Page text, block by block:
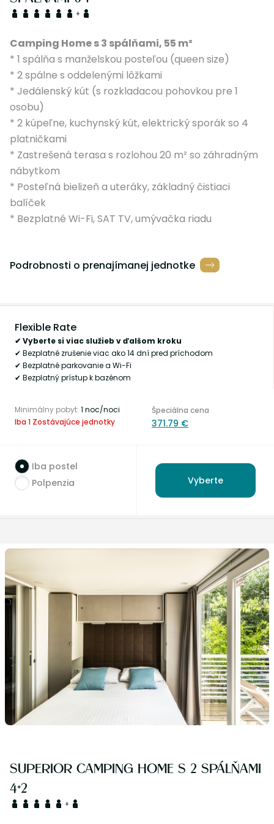
+
Camping Home s 3 spálňami, 55 m²
* 1 spálňa s manželskou posteľou (queen size)
* 2 spálne s oddelenými lôžkami
* Jedálenský kút (s rozkladacou pohovkou pre 1
osobu)
* 2 kúpeľne, kuchynský kút, elektrický sporák so 4
platničkami
* Zastrešená terasa s rozlohou 20 m² so záhradným
nábytkom
* Posteľná bielizeň a uteráky, základný čistiaci
balíček
* Bezplatné Wi-Fi, SAT TV, umývačka riadu
Podrobnosti o prenajímanej jednotke
Flexible Rate
✔ Vyberte si viac služieb v ďalšom kroku
✔ Bezplatné zrušenie viac ako 14 dní pred príchodom
✔ Bezplatné parkovanie a Wi-Fi
✔ Bezplatný prístup k bazénom
Minimálny pobyt: 1 noc/noci
Iba 1 Zostávajúce jednotky
Špeciálna cena
371.79 €
Iba postel
Polpenzia
Vyberte
SUPERIOR CAMPING HOME S 2 SPÁLŇAMI
4+2
+